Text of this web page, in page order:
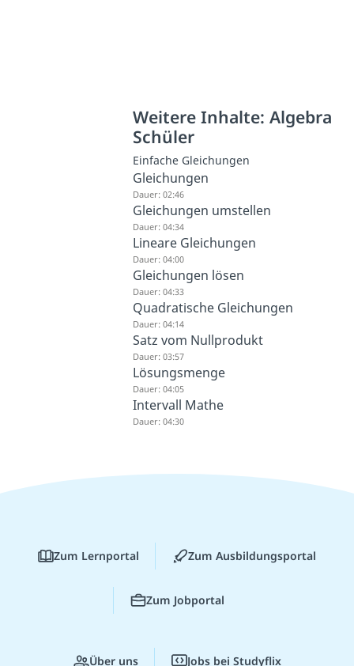
Weitere Inhalte: Algebra
Schüler
Einfache Gleichungen
Gleichungen
Dauer: 02:46
Gleichungen umstellen
Dauer: 04:34
Lineare Gleichungen
Dauer: 04:00
Gleichungen lösen
Dauer: 04:33
Quadratische Gleichungen
Dauer: 04:14
Satz vom Nullprodukt
Dauer: 03:57
Lösungsmenge
Dauer: 04:05
Intervall Mathe
Dauer: 04:30
Zum Lernportal Zum Ausbildungsportal
Zum Jobportal
Über uns Jobs bei Studyflix